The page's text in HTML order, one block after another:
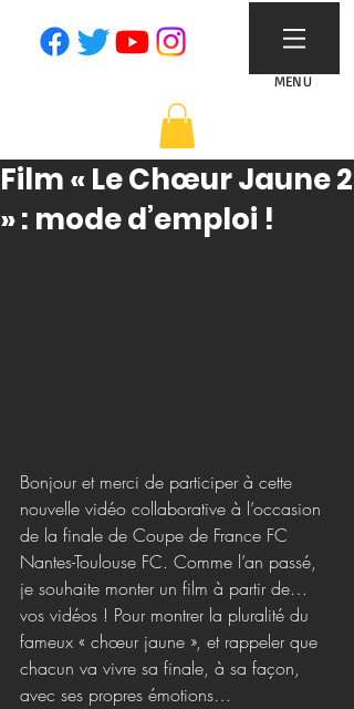
MENU
Film « Le Chœur Jaune 2
» : mode d’emploi !
Bonjour et merci de participer à cette
nouvelle vidéo collaborative à l’occasion
de la finale de Coupe de France FC
Nantes-Toulouse FC. Comme l’an passé,
je souhaite monter un film à partir de…
vos vidéos ! Pour montrer la pluralité du
fameux « chœur jaune », et rappeler que
chacun va vivre sa finale, à sa façon,
avec ses propres émotions…